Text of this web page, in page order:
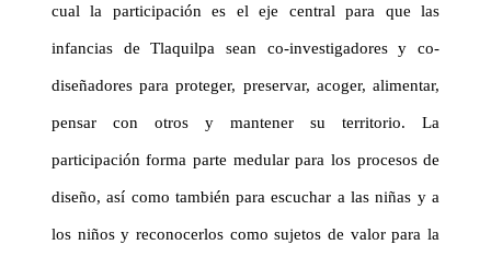
cual la participación es el eje central para que las
infancias deTlaquilpa sean co-investigadoresyco-
diseñadorespara proteger, preservar, acoger, alimentar,
pensar con otros y mantener su territorio. La
participación forma parte medular para los procesos de
diseño, así como también para escuchar a las niñas y a
los niños y reconocerlos como sujetos de valor para la